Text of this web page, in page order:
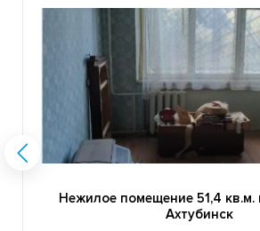
Нежилое помещение 51,4 кв.м.
Ахтубинск